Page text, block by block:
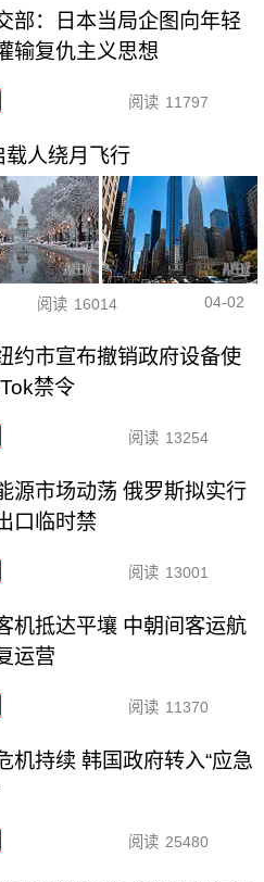
部：日本当局企图向年轻
输复仇主义思想
阅读 11797
人绕月飞行
阅读 16014 04-02
约市宣布撤销政府设备使
禁令
阅读 13254
源市场动荡 俄罗斯拟实行
口临时禁
阅读 13001
机抵达平壤 中朝间客运航
运营
阅读 11370
机持续 韩国政府转入“应急
阅读 25480